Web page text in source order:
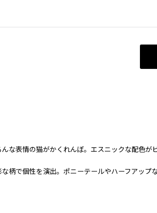
な表情の猫がかくれんぼ。エスニックな配色が
柄で個性を演出。ポニーテールやハーフアッ